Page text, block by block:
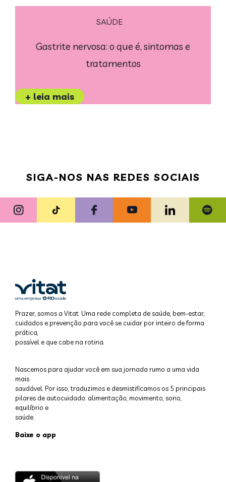
SAÚDE
Gastrite nervosa: o que é, sintomas e
tratamentos
+ leia mais
SIGA-NOS NAS REDES SOCIAIS
Prazer, somos a Vitat. Uma rede completa de saúde, bem-estar,
cuidados e prevenção para você se cuidar por inteiro de forma
prática,
possível e que cabe na rotina.
Nascemos para ajudar você em sua jornada rumo a uma vida
mais
saudável. Por isso, traduzimos e desmistificamos os 5 principais
pilares de autocuidado: alimentação, movimento, sono,
equilíbrio e
saúde.
Baixe o app